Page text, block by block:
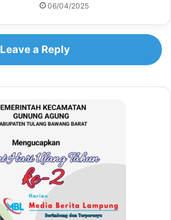
06/04/2025
Leave a Reply